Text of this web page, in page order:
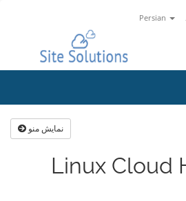
Persian
نمایش منو
Linux Cloud